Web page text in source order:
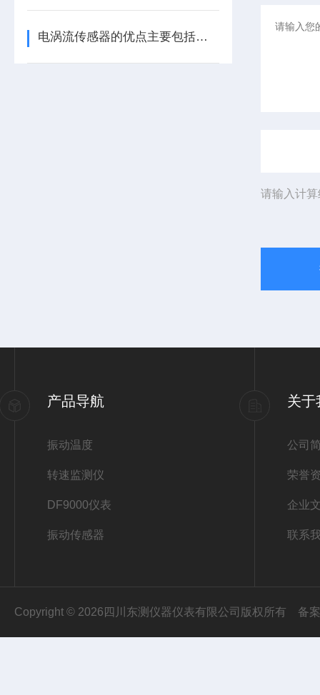
电涡流传感器的优点主要包括哪几点？
请输入计
产品导航
振动温度
转速监测仪
DF9000仪表
振动传感器
关于
公司
荣誉
企业
联系
Copyright © 2026四川东测仪器仪表有限公司版权所有 备